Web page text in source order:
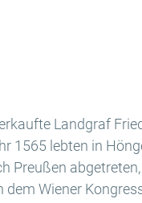
Landgraf
1565 lebten in
Wiener